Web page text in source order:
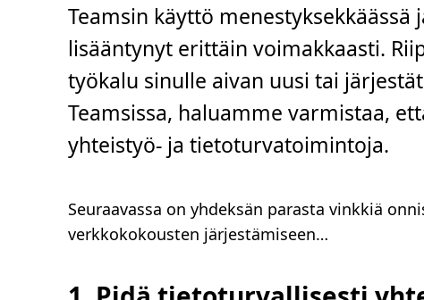
Teamsin käyttö menestyksekkäässä
lisääntynyt erittäin voimakkaasti.
työkalu sinulle aivan uusi tai
Teamsissa, haluamme varmistaa,
yhteistyö- ja tietoturvatoimintoja.
Seuraavassa on yhdeksän parasta vinkkiä
verkkokokousten järjestämiseen…